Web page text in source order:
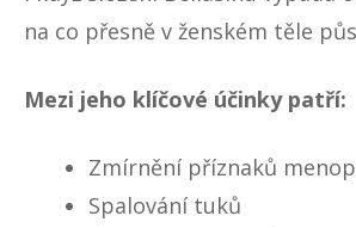
na co přesně v ženském těle
Mezi jeho klíčové účinky patří:
Zmírnění příznaků
Spalování tuků